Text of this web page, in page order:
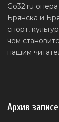
Go32.ru
Брянска и
спорт,
чем
нашим
Архив